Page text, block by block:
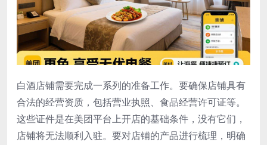
白酒店铺需要完成一系列的准备工作。要确保店铺具有
合法的经营资质，包括营业执照、食品经营许可证等。
这些证件是在美团平台上开店的基础条件，没有它们，
店铺将无法顺利入驻。要对店铺的产品进行梳理，明确